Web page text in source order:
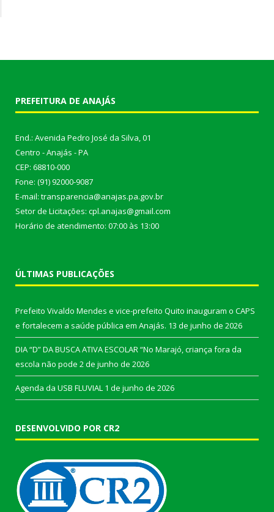
PREFEITURA DE ANAJÁS
End.: Avenida Pedro José da Silva, 01
Centro - Anajás - PA
CEP: 68810-000
Fone: (91) 92000-9087
E-mail: transparencia@anajas.pa.gov.br
Setor de Licitações: cpl.anajas@gmail.com
Horário de atendimento: 07:00 às 13:00
ÚLTIMAS PUBLICAÇÕES
Prefeito Vivaldo Mendes e vice-prefeito Quito inauguram o CAPS
e fortalecem a saúde pública em Anajás. 13 de junho de 2026
DIA “D” DA BUSCA ATIVA ESCOLAR “No Marajó, criança fora da
escola não pode 2 de junho de 2026
Agenda da USB FLUVIAL 1 de junho de 2026
DESENVOLVIDO POR CR2